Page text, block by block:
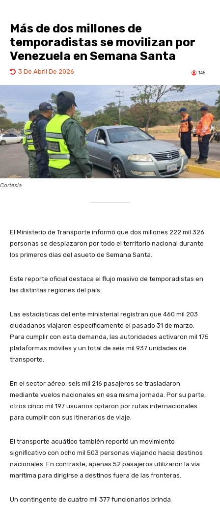
Más de dos millones de
temporadistas se movilizan por
Venezuela en Semana Santa
3 De Abril De 2026 145
Cortesía
El Ministerio de Transporte informó que dos millones 222 mil 326
personas se desplazaron por todo el territorio nacional durante
los primeros días del asueto de Semana Santa.
Este reporte oficial destaca el flujo masivo de temporadistas en
las distintas regiones del país.
Las estadísticas del ente ministerial registran que 460 mil 203
ciudadanos viajaron específicamente el pasado 31 de marzo.
Para cumplir con esta demanda, las autoridades activaron mil 175
plataformas móviles y un total de seis mil 937 unidades de
transporte.
En el sector aéreo, seis mil 216 pasajeros se trasladaron
mediante vuelos nacionales en esa misma jornada. Por su parte,
otros cinco mil 197 usuarios optaron por rutas internacionales
para cumplir con sus itinerarios de viaje.
El transporte acuático también reportó un movimiento
significativo con ocho mil 503 personas viajando hacia destinos
nacionales. En contraste, apenas 52 pasajeros utilizaron la vía
marítima para dirigirse a destinos fuera de las fronteras.
Un contingente de cuatro mil 377 funcionarios brinda